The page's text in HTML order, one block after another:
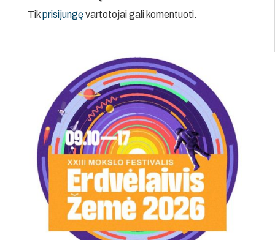
Tikprisijungęvartotojai gali komentuoti.